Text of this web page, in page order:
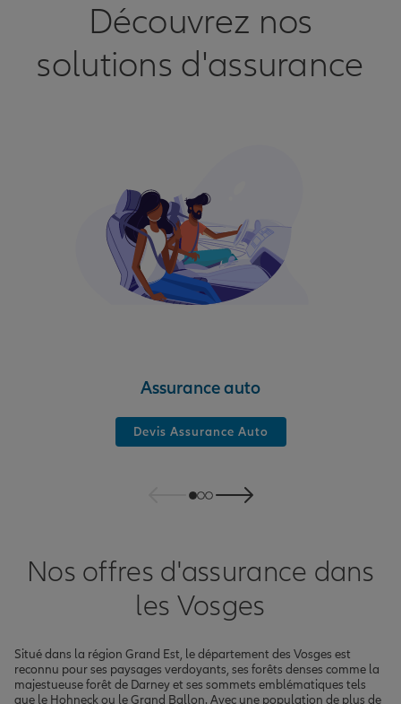
Découvrez nos
solutions d'assurance
Assurance auto
Devis Assurance Auto
Nos offres d'assurance dans
les Vosges
Situé dans la région Grand Est, le département des Vosges est
reconnu pour ses paysages verdoyants, ses forêts denses comme la
majestueuse forêt de Darney et ses sommets emblématiques tels
que le Hohneck ou le Grand Ballon. Avec une population de plus de